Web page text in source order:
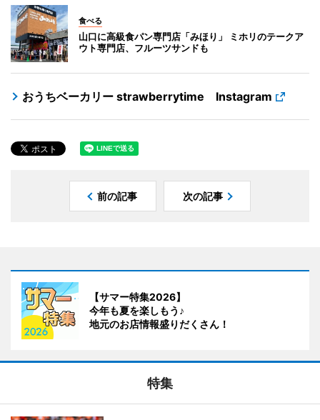
食べる
山口に高級食パン専門店「みほり」 ミホリのテークア
ウト専門店、フルーツサンドも
おうちベーカリー strawberrytime Instagram
前の記事 次の記事
【サマー特集2026】
今年も夏を楽しもう♪
地元のお店情報盛りだくさん！
特集